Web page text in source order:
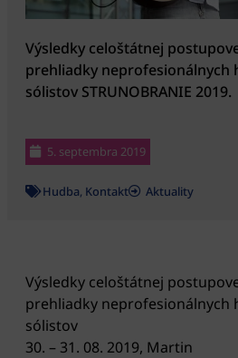
Výsledky celoštátnej
prehliadky neprofesionálnych
sólistov STRUNOBRANIE 2019.
5. septembra 2019
Hudba, Kontakt Aktuality
Výsledky celoštátnej
prehliadky neprofesionálnych
sólistov
30. – 31. 08. 2019, Martin